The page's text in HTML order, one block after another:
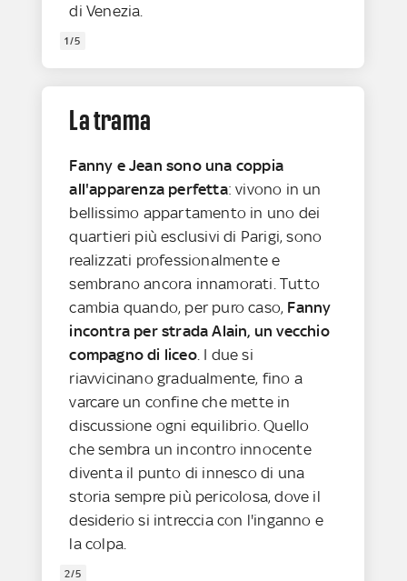
di Venezia.
1/5
La trama
Fanny e Jean sono una coppia
all'apparenza perfetta: vivono in un
bellissimo appartamento in uno dei
quartieri più esclusivi di Parigi, sono
realizzati professionalmente e
sembrano ancora innamorati. Tutto
cambia quando, per puro caso, Fanny
incontra per strada Alain, un vecchio
compagno di liceo. I due si
riavvicinano gradualmente, fino a
varcare un confine che mette in
discussione ogni equilibrio. Quello
che sembra un incontro innocente
diventa il punto di innesco di una
storia sempre più pericolosa, dove il
desiderio si intreccia con l'inganno e
la colpa.
2/5